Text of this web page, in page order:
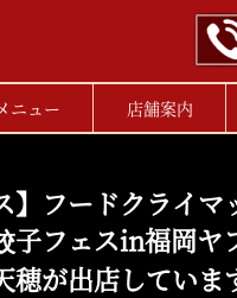
ニュー 店舗案内
】フードクライマ
子フェスin福岡ヤ
穂が出店していま